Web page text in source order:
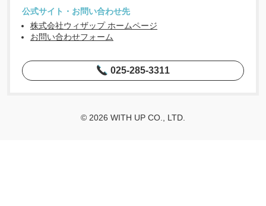
公式サイト・お問い合わせ先
株式会社ウィザップ ホームページ
お問い合わせフォーム
025-285-3311
© 2026 WITH UP CO., LTD.